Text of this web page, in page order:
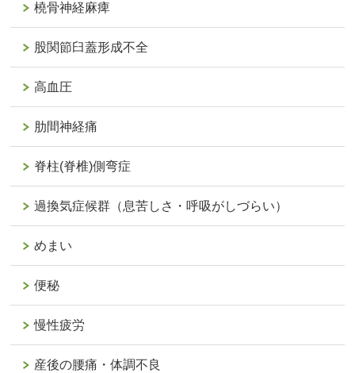
橈骨神経麻痺
股関節臼蓋形成不全
高血圧
肋間神経痛
脊柱(脊椎)側弯症
過換気症候群（息苦しさ・呼吸がしづらい）
めまい
便秘
慢性疲労
産後の腰痛・体調不良